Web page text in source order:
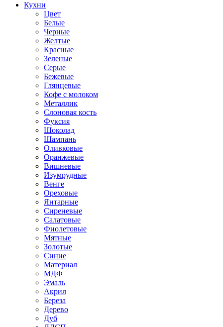
Кухни
Цвет
Белые
Черные
Желтые
Красные
Зеленые
Серые
Бежевые
Глянцевые
Кофе с молоком
Металлик
Слоновая кость
Фуксия
Шоколад
Шампань
Оливковые
Оранжевые
Вишневые
Изумрудные
Венге
Ореховые
Янтарные
Сиреневые
Салатовые
Фиолетовые
Мятные
Золотые
Синие
Материал
МДФ
Эмаль
Акрил
Береза
Дерево
Дуб